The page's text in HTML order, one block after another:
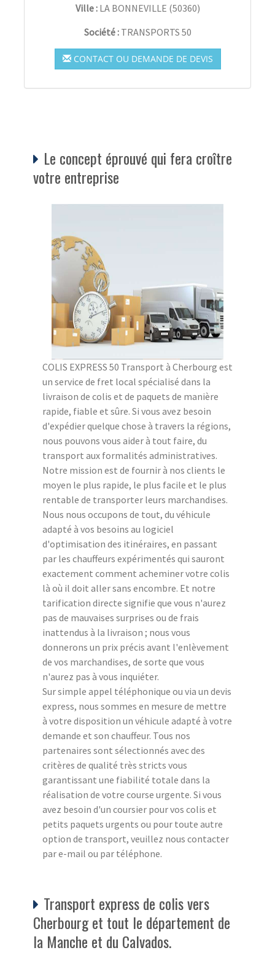
Ville : LA BONNEVILLE (50360)
Société : TRANSPORTS 50
CONTACT OU DEMANDE DE DEVIS
Le concept éprouvé qui fera croître
votre entreprise
COLIS EXPRESS 50 Transport à Cherbourg est
un service de fret local spécialisé dans la
livraison de colis et de paquets de manière
rapide, fiable et sûre. Si vous avez besoin
d'expédier quelque chose à travers la régions,
nous pouvons vous aider à tout faire, du
transport aux formalités administratives.
Notre mission est de fournir à nos clients le
moyen le plus rapide, le plus facile et le plus
rentable de transporter leurs marchandises.
Nous nous occupons de tout, du véhicule
adapté à vos besoins au logiciel
d'optimisation des itinéraires, en passant
par les chauffeurs expérimentés qui sauront
exactement comment acheminer votre colis
là où il doit aller sans encombre. Et notre
tarification directe signifie que vous n'aurez
pas de mauvaises surprises ou de frais
inattendus à la livraison ; nous vous
donnerons un prix précis avant l'enlèvement
de vos marchandises, de sorte que vous
n'aurez pas à vous inquiéter.
Sur simple appel téléphonique ou via un devis
express, nous sommes en mesure de mettre
à votre disposition un véhicule adapté à votre
demande et son chauffeur. Tous nos
partenaires sont sélectionnés avec des
critères de qualité très stricts vous
garantissant une fiabilité totale dans la
réalisation de votre course urgente. Si vous
avez besoin d'un coursier pour vos colis et
petits paquets urgents ou pour toute autre
option de transport, veuillez nous contacter
par e-mail ou par téléphone.
Transport express de colis vers
Cherbourg et tout le département de
la Manche et du Calvados.